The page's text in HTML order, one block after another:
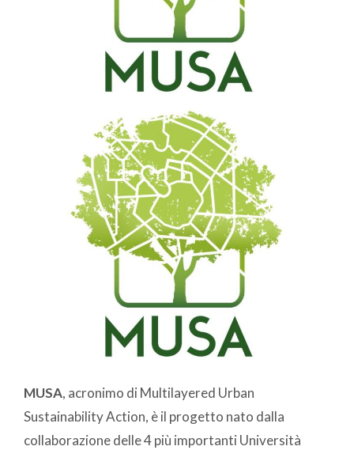
MUSA, acronimo di Multilayered Urban
Sustainability Action, è il progetto nato dalla
collaborazione delle 4 più importanti Università